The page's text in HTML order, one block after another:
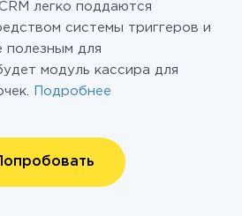
легко поддаются
системы триггеров и
полезным для
модуль кассира для
Подробнее
Попробовать